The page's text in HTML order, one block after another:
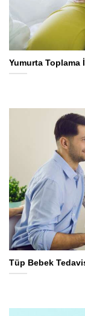
Yumurta Toplama
Tüp Bebek